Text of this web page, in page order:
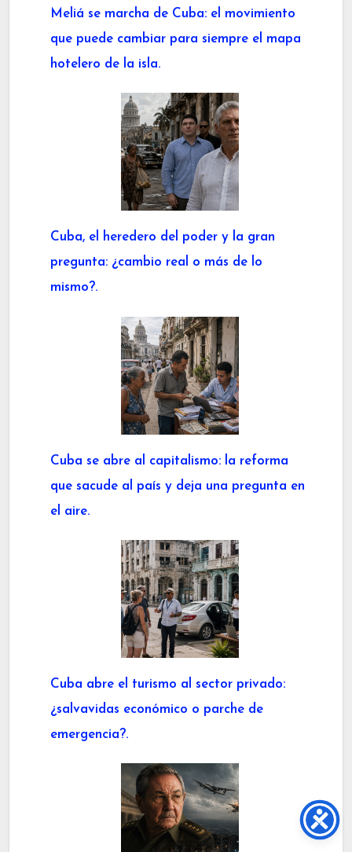
Meliá se marcha de Cuba: el movimiento
que puede cambiar para siempre el mapa
hotelero de la isla.
Cuba, el heredero del poder y la gran
pregunta: ¿cambio real o más de lo
mismo?.
Cuba se abre al capitalismo: la reforma
que sacude al país y deja una pregunta en
el aire.
Cuba abre el turismo al sector privado:
¿salvavidas económico o parche de
emergencia?.